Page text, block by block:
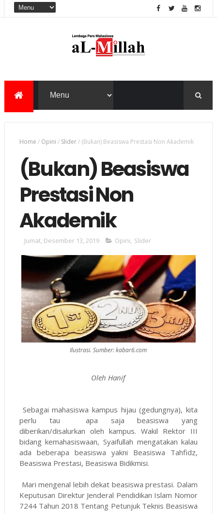
Home / Opini / Slider/ (Bukan) Beasiswa Prestasi Non Akademik
(Bukan) Beasiswa
Prestasi Non
Akademik
Jumat, Desember 13, 2019 Opini, Slider
Ilustrasi. Sumber: kabar6.com
Oleh Hanif
Sebagai mahasiswa kampus hijau (gedungnya), kita
perlu tau apa saja beasiswa yang
diberikan/disalurkan oleh kampus. Wakil Rektor III
bidang kemahasiswaan, Syaifullah mengatakan kalau
ada beberapa beasiswa yakni Beasiswa Tahfidz,
Beasiswa Prestasi, Beasiswa Bidikmisi.
Mari mengenal lebih dekat beasiswa prestasi. Dalam
Keputusan Direktur Jenderal Pendidikan Islam Nomor
7244 Tahun 2018 Tentang Petunjuk Teknis Beasiswa